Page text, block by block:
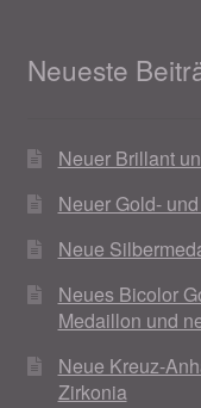
Neueste
Neuer Brillant
Neuer Gold-
Neue
Neues Bicolor
Medaillon und
Neue Kreuz-
Zirkonia